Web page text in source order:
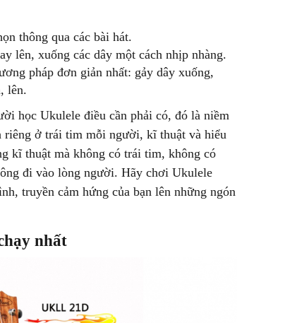
thông qua các bài hát.
lên, xuống các dây một cách nhịp nhàng.
pháp đơn giản nhất: gảy dây xuống,
lên.
học Ukulele điều cần phải có, đó là niềm
riêng ở trái tim mỗi người, kĩ thuật và hiểu
kĩ thuật mà không có trái tim, không có
đi vào lòng người. Hãy chơi Ukulele
truyền cảm hứng của bạn lên những ngón
nhất